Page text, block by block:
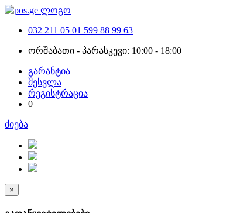
032 211 05 01 599 88 99 63
ორშაბათი - პარასკევი: 10:00 - 18:00
გარანტია
შესვლა
რეგისტრაცია
0
ძიება
×